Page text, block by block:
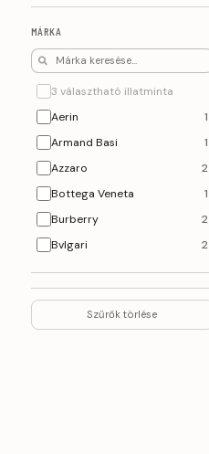
MÁRKA
3 választható illatminta
Aerin
1
Armand Basi
1
Azzaro
2
Bottega Veneta
1
Burberry
2
Bvlgari
2
Byredo
1
Calvin KleinSzűrők törlése